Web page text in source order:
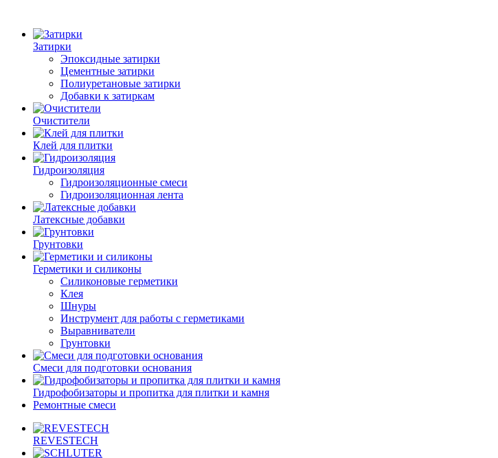
Затирки
Эпоксидные затирки
Цементные затирки
Полиуретановые затирки
Добавки к затиркам
Очистители
Клей для плитки
Гидроизоляция
Гидроизоляционные смеси
Гидроизоляционная лента
Латексные добавки
Грунтовки
Герметики и силиконы
Силиконовые герметики
Клея
Шнуры
Инструмент для работы с герметиками
Выравниватели
Грунтовки
Смеси для подготовки основания
Гидрофобизаторы и пропитка для плитки и камня
Ремонтные смеси
REVESTECH